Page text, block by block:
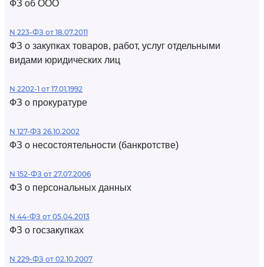
ФЗ об ООО
N 223-ФЗ от 18.07.2011
ФЗ о закупках товаров, работ, услуг отдельными
видами юридических лиц
N 2202-1 от 17.01.1992
ФЗ о прокуратуре
N 127-ФЗ 26.10.2002
ФЗ о несостоятельности (банкротстве)
N 152-ФЗ от 27.07.2006
ФЗ о персональных данных
N 44-ФЗ от 05.04.2013
ФЗ о госзакупках
N 229-ФЗ от 02.10.2007